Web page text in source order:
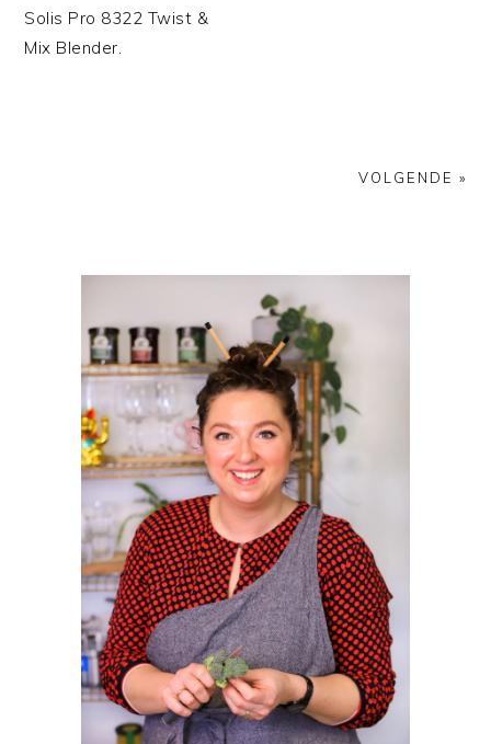
Solis Pro 8322 Twist &
Mix Blender.
VOLGENDE »